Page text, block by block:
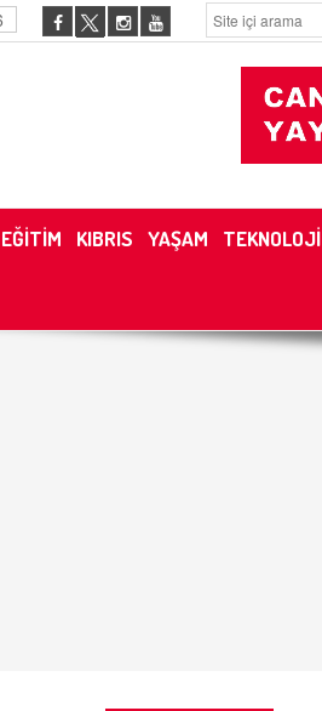
EĞİTİM KIBRIS YAŞAM TEKNOLOJİ